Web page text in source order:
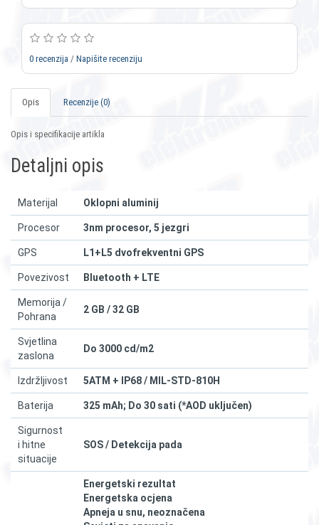
0 recenzija / Napišite recenziju
Opis Recenzije (0)
Opis i specifikacije artikla
Detaljni opis
Materijal Oklopni aluminij
Procesor 3nm procesor, 5 jezgri
GPS L1+L5 dvofrekventni GPS
Povezivost Bluetooth + LTE
Memorija /
Pohrana
2 GB / 32 GB
Svjetlina
zaslona
Do 3000 cd/m2
Izdržljivost 5ATM + IP68 / MIL-STD-810H
Baterija 325 mAh; Do 30 sati (*AOD uključen)
Sigurnost
i hitne
situacije
SOS / Detekcija pada
Energetski rezultat
Energetska ocjena
Apneja u snu, neoznačena